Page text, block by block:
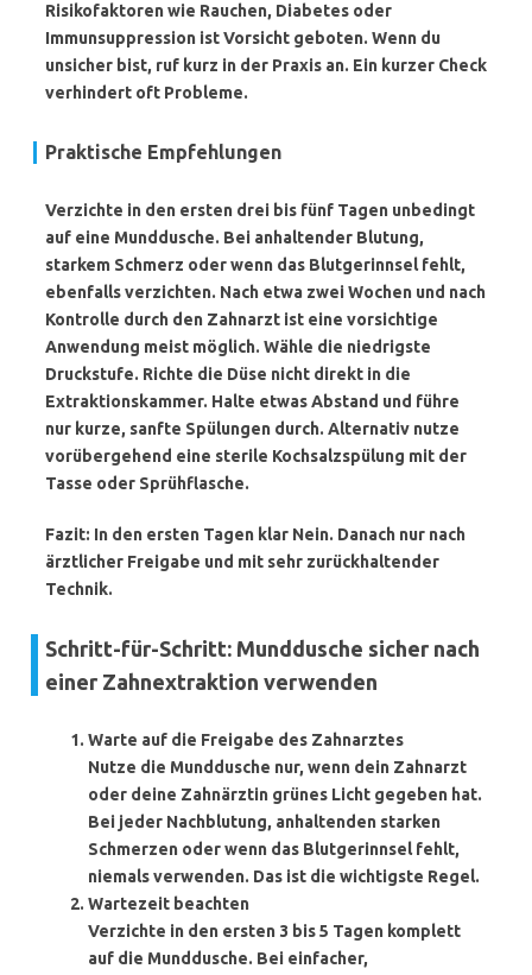
Risikofaktoren wie Rauchen, Diabetes oder
Immunsuppression ist Vorsicht geboten. Wenn du
unsicher bist, ruf kurz in der Praxis an. Ein kurzer Check
verhindert oft Probleme.
Praktische Empfehlungen
Verzichte in den ersten drei bis fünf Tagen unbedingt
auf eine Munddusche. Bei anhaltender Blutung,
starkem Schmerz oder wenn das Blutgerinnsel fehlt,
ebenfalls verzichten. Nach etwa zwei Wochen und nach
Kontrolle durch den Zahnarzt ist eine vorsichtige
Anwendung meist möglich. Wähle die niedrigste
Druckstufe. Richte die Düse nicht direkt in die
Extraktionskammer. Halte etwas Abstand und führe
nur kurze, sanfte Spülungen durch. Alternativ nutze
vorübergehend eine sterile Kochsalzspülung mit der
Tasse oder Sprühflasche.
Fazit: In den ersten Tagen klar Nein. Danach nur nach
ärztlicher Freigabe und mit sehr zurückhaltender
Technik.
Schritt-für-Schritt: Munddusche sicher nach
einer Zahnextraktion verwenden
Warte auf die Freigabe des Zahnarztes
Nutze die Munddusche nur, wenn dein Zahnarzt
oder deine Zahnärztin grünes Licht gegeben hat.
Bei jeder Nachblutung, anhaltenden starken
Schmerzen oder wenn das Blutgerinnsel fehlt,
niemals verwenden. Das ist die wichtigste Regel.
Wartezeit beachten
Verzichte in den ersten 3 bis 5 Tagen komplett
auf die Munddusche. Bei einfacher,